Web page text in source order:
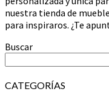
nuestra tienda de
para inspiraros. ¿Te
Buscar
CATEGORÍAS